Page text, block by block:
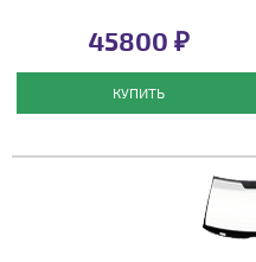
45800 ₽
КУПИТЬ